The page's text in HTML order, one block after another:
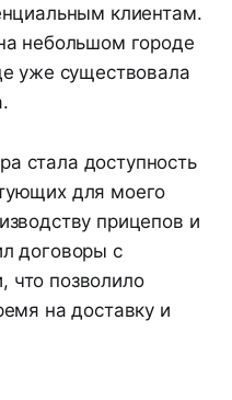
клиентам.
небольшом городе
уже существовала
стала доступность
для моего
прицепов и
договоры с
что позволило
на доставку и